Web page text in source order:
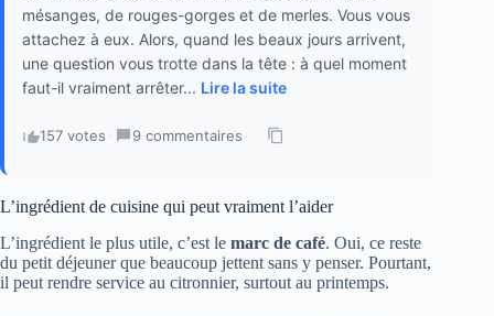
mésanges, de rouges-gorges et de merles. Vous vous
attachez à eux. Alors, quand les beaux jours arrivent,
une question vous trotte dans la tête : à quel moment
faut-il vraiment arrêter... Lire la suite
157 votes · 9 commentaires ·
L’ingrédient de cuisine qui peut vraiment l’aider
L’ingrédient le plus utile, c’est le marc de café. Oui, ce reste
du petit déjeuner que beaucoup jettent sans y penser. Pourtant,
il peut rendre service au citronnier, surtout au printemps.